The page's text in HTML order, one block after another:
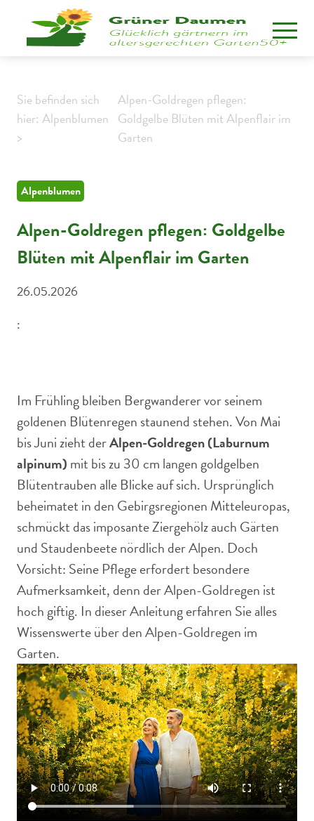
Sie befinden sich
hier: Alpenblumen
>
Alpen-Goldregen pflegen:
Goldgelbe Blüten mit Alpenflair im
Garten
Alpenblumen
Alpen-Goldregen pflegen: Goldgelbe
Blüten mit Alpenflair im Garten
26.05.2026
:
Im Frühling bleiben Bergwanderer vor seinem
goldenen Blütenregen staunend stehen. Von Mai
bis Juni zieht derAlpen-Goldregen (Laburnum
alpinum) mit bis zu 30 cm langen goldgelben
Blütentrauben alle Blicke auf sich. Ursprünglich
beheimatet in den Gebirgsregionen Mitteleuropas,
schmückt das imposante Ziergehölz auch Gärten
und Staudenbeete nördlich der Alpen. Doch
Vorsicht: Seine Pflege erfordert besondere
Aufmerksamkeit, denn der Alpen-Goldregen ist
hoch giftig. In dieser Anleitung erfahren Sie alles
Wissenswerte über den Alpen-Goldregen im
Garten.